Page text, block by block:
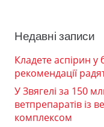
Недавні записи
Кладете аспірин у
рекомендації
У Звягелі за 150
ветпрепаратів із
комплексом